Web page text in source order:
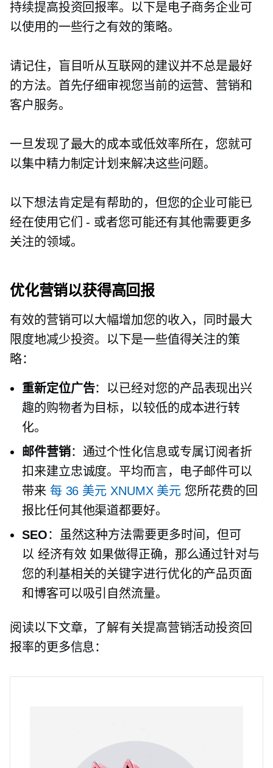
持续提高投资回报率。以下是电子商务企业可
以使用的一些行之有效的策略。
请记住，盲目听从互联网的建议并不总是最好
的方法。首先仔细审视您当前的运营、营销和
客户服务。
一旦发现了最大的成本或低效率所在，您就可
以集中精力制定计划来解决这些问题。
以下想法肯定是有帮助的，但您的企业可能已
经在使用它们 - 或者您可能还有其他需要更多
关注的领域。
优化营销以获得高回报
有效的营销可以大幅增加您的收入，同时最大
限度地减少投资。以下是一些值得关注的策
略：
重新定位广告：以已经对您的产品表现出兴
趣的购物者为目标，以较低的成本进行转
化。
邮件营销：通过个性化信息或专属订阅者折
扣来建立忠诚度。平均而言，电子邮件可以
带来 每 36 美元 XNUMX 美元 您所花费的回
报比任何其他渠道都要好。
SEO：虽然这种方法需要更多时间，但可
以 经济有效 如果做得正确，那么通过针对与
您的利基相关的关键字进行优化的产品页面
和博客可以吸引自然流量。
阅读以下文章，了解有关提高营销活动投资回
报率的更多信息：